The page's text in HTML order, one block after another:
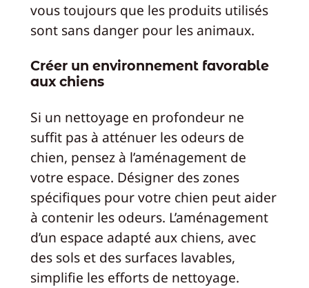
vous toujours que les produits utilisés
sont sans danger pour les animaux.
Créer un environnement favorable
aux chiens
Si un nettoyage en profondeur ne
suffit pas à atténuer les odeurs de
chien, pensez à l’aménagement de
votre espace. Désigner des zones
spécifiques pour votre chien peut aider
à contenir les odeurs. L’aménagement
d’un espace adapté aux chiens, avec
des sols et des surfaces lavables,
simplifie les efforts de nettoyage.